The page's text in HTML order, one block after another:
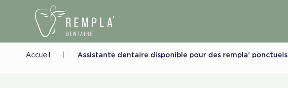
Accueil Assistante dentaire disponible pour des rempla’ ponctuels